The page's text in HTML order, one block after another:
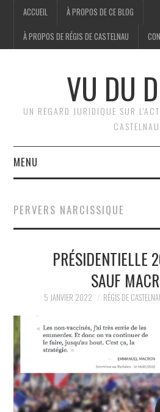
ACCUEIL À PROPOS DE CE BLOG
À PROPOS DE RÉGIS DE CASTELNAU
VU DU
UN REGARD JURIDIQUE SUR
CASTELNAU
MENU
BRÈVES
JURIDIQUE
HISTOIRE
CULTURE
SPORT
PERVERS NARCISSIQUE
PRÉSIDENTIELLE
SAUF
5 JANVIER 2022 RÉGIS DE